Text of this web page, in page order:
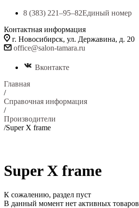
8 (383) 221‒95‒82Единый номер
Контактная информация
г. Новосибирск, ул. Державина, д. 20
office@salon-tamara.ru
Вконтакте
Главная
/
Справочная информация
/
Производители
/Super X frame
Super X frame
К сожалению, раздел пуст
В данный момент нет активных товаров